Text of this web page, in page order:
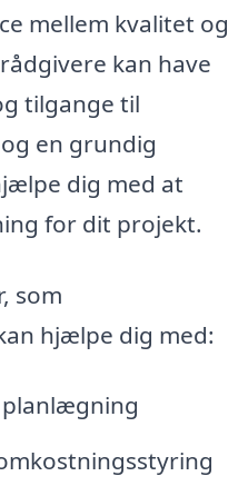
mellem kvalitet og
kan have
tilgange til
en grundig
dig med at
for dit projekt.
som
hjælpe dig med:
planlægning